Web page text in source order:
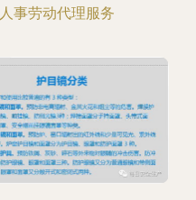
人事劳动代理服务